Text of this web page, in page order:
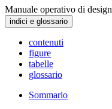
Manuale operativo di design
indici e glossario
contenuti
figure
tabelle
glossario
Sommario